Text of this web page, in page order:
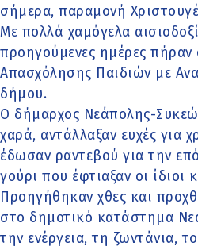
σήμερα, παραμονή
Με πολλά χαμόγελα
προηγούμενες ημέρες πήραν
Απασχόλησης Παιδιών με
δήμου.
O δήμαρχος Νεάπολης-
χαρά, αντάλλαξαν ευχές για
έδωσαν ραντεβού για την
γούρι που έφτιαξαν οι ίδιοι
Προηγήθηκαν χθες και
στο δημοτικό κατάστημα
την ενέργεια, τη ζωντάνια,